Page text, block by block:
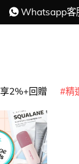
Whatsapp客
2%+回贈 精